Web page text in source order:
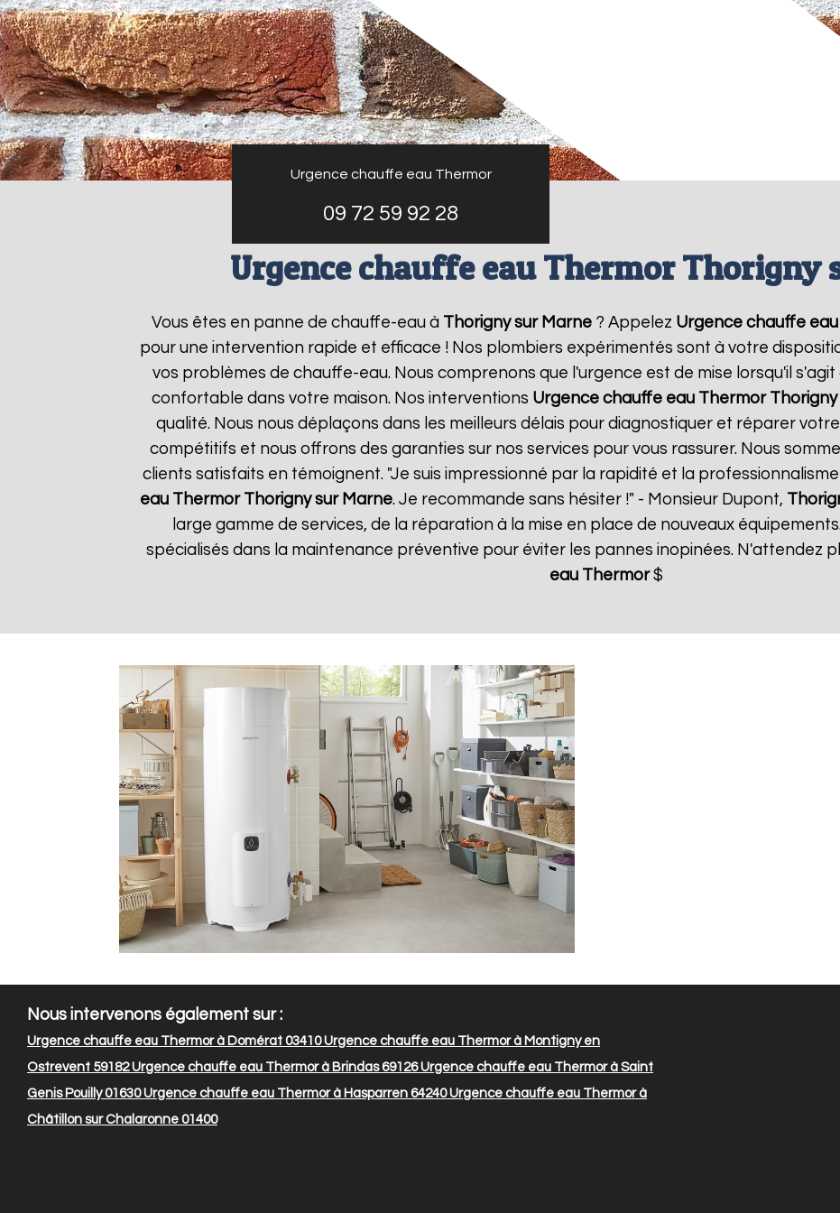
Urgence chauffe eau Thermor
09 72 59 92 28
Urgence chauffe eau Thermor Thorigny
Vous êtes en panne de chauffe-eau à Thorigny sur Marne? Appelez Urgence chauffe
pour une intervention rapide et efficace ! Nos plombiers expérimentés sont à votre
vos problèmes de chauffe-eau. Nous comprenons que l'urgence est de mise lorsqu'il
confortable dans votre maison. Nos interventions Urgence chauffe eau Thermor
qualité. Nous nous déplaçons dans les meilleurs délais pour diagnostiquer et réparer
compétitifs et nous offrons des garanties sur nos services pour vous rassurer. Nous
clients satisfaits en témoignent. "Je suis impressionné par la rapidité et la
eau Thermor Thorigny sur Marne. Je recommande sans hésiter !" - Monsieur Dupont,
large gamme de services, de la réparation à la mise en place de nouveaux
spécialisés dans la maintenance préventive pour éviter les pannes inopinées. N'attendez
eau Thermor$
Nous intervenons également sur :
Urgence chauffe eau Thermor à Domérat 03410Urgence chauffe eau Thermor à Montigny en
Ostrevent 59182Urgence chauffe eau Thermor à Brindas 69126Urgence chauffe eau Thermor à Saint
Genis Pouilly 01630Urgence chauffe eau Thermor à Hasparren 64240Urgence chauffe eau Thermor à
Châtillon sur Chalaronne 01400